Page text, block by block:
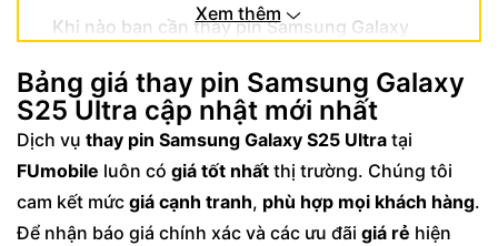
Khi nào bạn cần thay pin Samsung Galaxy
Các bước thay pin Samsung Galaxy S25
Ultra chuyên nghiệp
Ưu điểm dịch vụ thay pin Samsung Galaxy
S25 Ultra tại FUmobile
Linh kiện chính hãng, chất lượng đảm bảo
Xem thêm
Bảng giá thay pin Samsung Galaxy
S25 Ultra cập nhật mới nhất
Dịch vụ thay pin Samsung Galaxy S25 Ultra tại
FUmobile luôn có giá tốt nhất thị trường. Chúng tôi
cam kết mức giá cạnh tranh, phù hợp mọi khách hàng.
Để nhận báo giá chính xác và các ưu đãi giá rẻ hiện